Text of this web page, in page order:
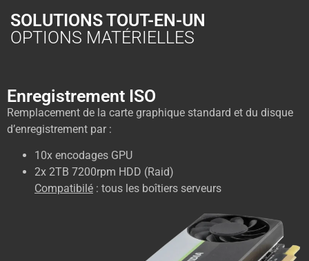
SOLUTIONS TOUT-EN-UN
OPTIONS MATÉRIELLES
Enregistrement ISO
Remplacement de la carte graphique standard et du disque
d’enregistrement par :
10x encodages GPU
2x 2TB 7200rpm HDD (Raid)
Compatibilé : tous les boîtiers serveurs